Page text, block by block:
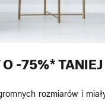
O -75%* TANIEJ
rozmiarów i